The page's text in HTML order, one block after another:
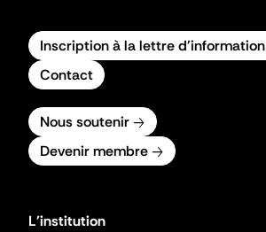
Inscription à la lettre d'information
Contact
Nous soutenir
Devenir membre
L'institution